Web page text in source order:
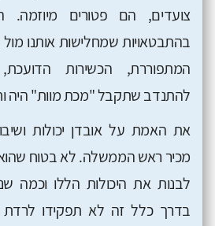
צועדים, הם פטורים מיוזמה.
בהתבטאויות שמחלישות אותנו מול
המתפוררת, הכשירות הדועכת,
להתנדב שתקבל "מכת מוות" היה
את האמת על אובדן יכולות
מכיר ראש הממשלה. לא בטוח
לבנות את היכולות הללו וכמה
בדרך כלל זה לא תפקידו